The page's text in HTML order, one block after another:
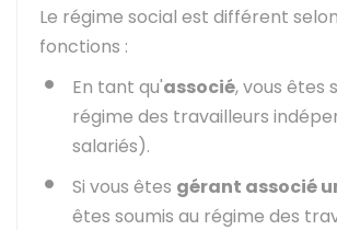
Le régime social est différent
fonctions :
En tant qu'associé, vous êtes
régime des travailleurs
salariés).
Si vous êtes gérant associé
êtes soumis au régime des